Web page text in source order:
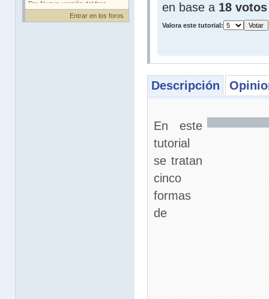
Entrar en los foros
en base a 18 votos
Valora este tutorial:
Descripción
En este
tutorial
se tratan
cinco
formas
de